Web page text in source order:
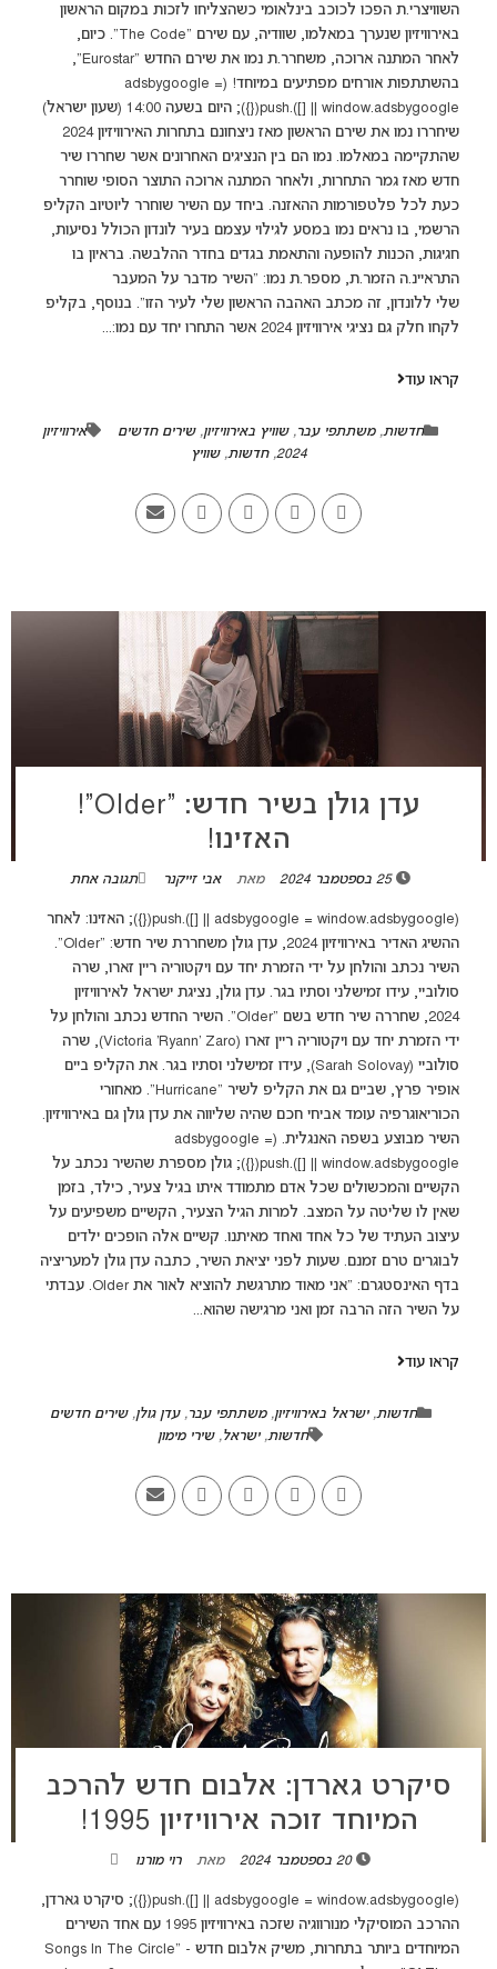
השוויצרי.ת הפכו לכוכב בינלאומי כשהצליחו לזכות במקום הראשון
באירוויזיון שנערך במאלמו, שוודיה, עם שירם "The Code". כיום,
לאחר המתנה ארוכה, משחרר.ת נמו את שירם החדש "Eurostar",
בהשתתפות אורחים מפתיעים במיוחד! (adsbygoogle =
window.adsbygoogle || []).push({}); היום בשעה 14:00 (שעון ישראל)
שיחררו נמו את שירם הראשון מאז ניצחונם בתחרות האירוויזיון 2024
שהתקיימה במאלמו. נמו הם בין הנציגים האחרונים אשר שחררו שיר
חדש מאז גמר התחרות, ולאחר המתנה ארוכה התוצר הסופי שוחרר
כעת לכל פלטפורמות ההאזנה. ביחד עם השיר שוחרר ליוטיוב הקליפ
הרשמי, בו נראים נמו במסע לגילוי עצמם בעיר לונדון הכולל נסיעות,
חגיגות, הכנות להופעה והתאמת בגדים בחדר ההלבשה. בראיון בו
התראיינ.ה הזמר.ת, מספר.ת נמו: "השיר מדבר על המעבר
שלי ללונדון, זה מכתב האהבה הראשון שלי לעיר הזו". בנוסף, בקליפ
לקחו חלק גם נציגי אירוויזיון 2024 אשר התחרו יחד עם נמו:...
קראו עוד
חדשות,משתתפי עבר,שוויץ באירוויזיון,שירים חדשים
אירוויזיון
2024
,חדשות,שוויץ
עדן גולן בשיר חדש: “Older”!
האזינו!
25 בספטמבר 2024 מאת אבי זייקנר תגובה אחת
(adsbygoogle = window.adsbygoogle || []).push({}); האזינו: לאחר
ההשיג האדיר באירוויזיון 2024, עדן גולן משחררת שיר חדש: "Older".
השיר נכתב והולחן על ידי הזמרת יחד עם ויקטוריה ריין זארו, שרה
סולוביי, עידו זמישלני וסתיו בגר. עדן גולן, נציגת ישראל לאירוויזיון
2024, שחררה שיר חדש בשם "Older". השיר החדש נכתב והולחן על
ידי הזמרת יחד עם ויקטוריה ריין זארו (Victoria ‘Ryann’ Zaro), שרה
סולוביי (Sarah Solovay), עידו זמישלני וסתיו בגר. את הקליפ ביים
אופיר פרץ, שביים גם את הקליפ לשיר "Hurricane". מאחורי
הכוריאוגרפיה עומד אביחי חכם שהיה שליווה את עדן גולן גם באירוויזיון.
השיר מבוצע בשפה האנגלית. (adsbygoogle =
window.adsbygoogle || []).push({}); גולן מספרת שהשיר נכתב על
הקשיים והמכשולים שכל אדם מתמודד איתו בגיל צעיר, כילד, בזמן
שאין לו שליטה על המצב. למרות הגיל הצעיר, הקשיים משפיעים על
עיצוב העתיד של כל אחד ואחד מאיתנו. קשיים אלה הופכים ילדים
לבוגרים טרם זמנם. שעות לפני יציאת השיר, כתבה עדן גולן למעריציה
בדף האינסטגרם: "אני מאוד מתרגשת להוציא לאור את Older. עבדתי
על השיר הזה הרבה זמן ואני מרגישה שהוא...
קראו עוד
חדשות,ישראל באירוויזיון,משתתפי עבר,עדן גולן,שירים חדשים
חדשות,ישראל,שירי מימון
סיקרט גארדן: אלבום חדש להרכב
המיוחד זוכה אירוויזיון 1995!
20 בספטמבר 2024 מאת רוי מורנו
(adsbygoogle = window.adsbygoogle || []).push({}); סיקרט גארדן,
ההרכב המוסיקלי מנורווגיה שזכה באירוויזיון 1995 עם אחד השירים
המיוחדים ביותר בתחרות, משיק אלבום חדש - "Songs In The Circle